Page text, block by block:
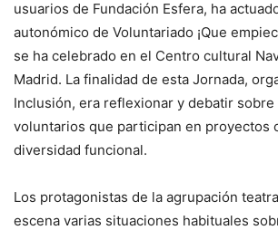
usuarios de Fundación Esfera, ha
autonómico de Voluntariado ¡Que
se ha celebrado en el Centro cultural
Madrid. La finalidad de esta Jornada,
Inclusión, era reflexionar y debatir sobre
voluntarios que participan en proyectos
diversidad funcional.
Los protagonistas de la agrupación
escena varias situaciones habituales